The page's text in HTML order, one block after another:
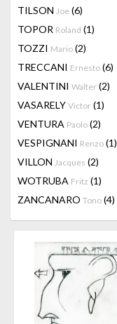
TILSON Joe (6)
TOPOR Roland (1)
TOZZI Mario (2)
TRECCANI Ernesto (6)
VALENTINI Walter (2)
VASARELY Victor (1)
VENTURA Paolo (2)
VESPIGNANI Renzo (1)
VILLON Jacques (2)
WOTRUBA Fritz (1)
ZANCANARO Tono (4)